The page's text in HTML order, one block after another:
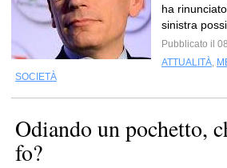
ha
sinistra
Pubblicato il
ATTUALITÀ,
SOCIETÀ
Odiando un pochetto,
fo?